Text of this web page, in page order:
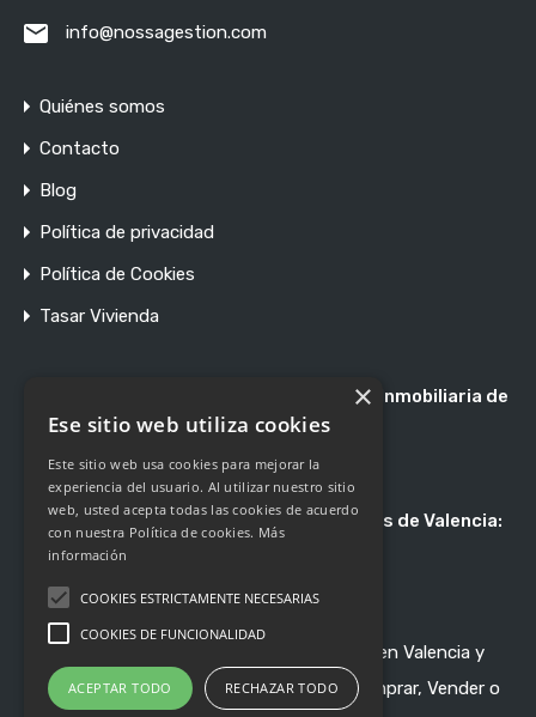
info@nossagestion.com
Quiénes somos
Contacto
Blog
Política de privacidad
Política de Cookies
Tasar Vivienda
Registro de Agentes de Intermediación Inmobiliaria de
la Comunidad Valenciana RAICV 1897
Asociación de Profesionales Inmobiliarios de Valencia:
Asociado 247
Nossa Gestión - Inmobiliaria de Referencia en Valencia y
Pueblos de Alrededor - © 2020-2024 - Comprar, Vender o
×
Ese sitio web utiliza cookies
Este sitio web usa cookies para mejorar la
experiencia del usuario. Al utilizar nuestro sitio
web, usted acepta todas las cookies de acuerdo
con nuestra Política de cookies. Más
información
COOKIES ESTRICTAMENTE NECESARIAS
COOKIES DE FUNCIONALIDAD
ACEPTAR TODO RECHAZAR TODO